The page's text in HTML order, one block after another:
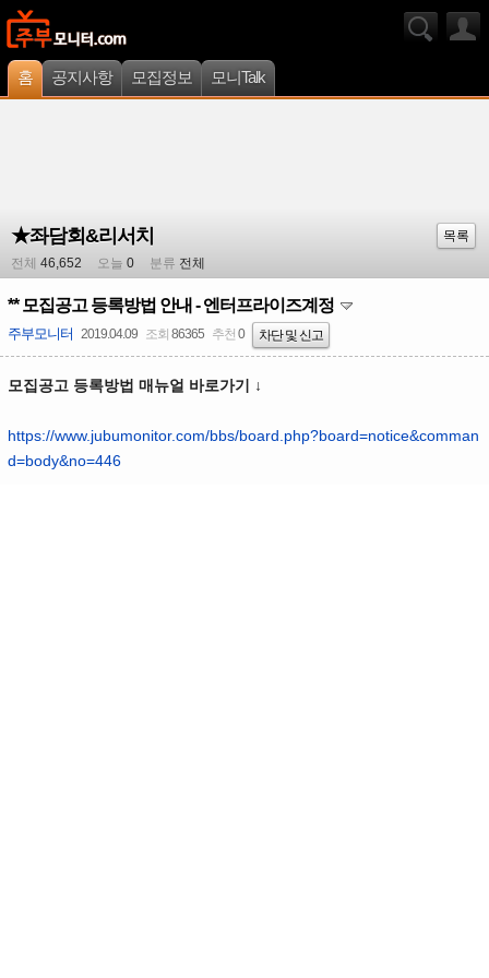
홈 공지사항 모집정보 모니Talk
★좌담회&리서치
목록
전체 46,652 오늘 0 분류 전체
** 모집공고 등록방법 안내 - 엔터프라이즈계정
주부모니터 2019.04.09 조회 86365 추천 0 차단 및 신고
모집공고 등록방법 매뉴얼 바로가기 ↓
https://www.jubumonitor.com/bbs/board.php?board=notice&comman
d=body&no=446